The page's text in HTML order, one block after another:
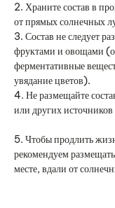
2. Храните состав в
от прямых солнечных
3. Состав не следует
фруктами и овощами
ферментативные
увядание цветов).
4. Не размещайте
или других источников
5. Чтобы продлить
рекомендуем
месте, вдали от